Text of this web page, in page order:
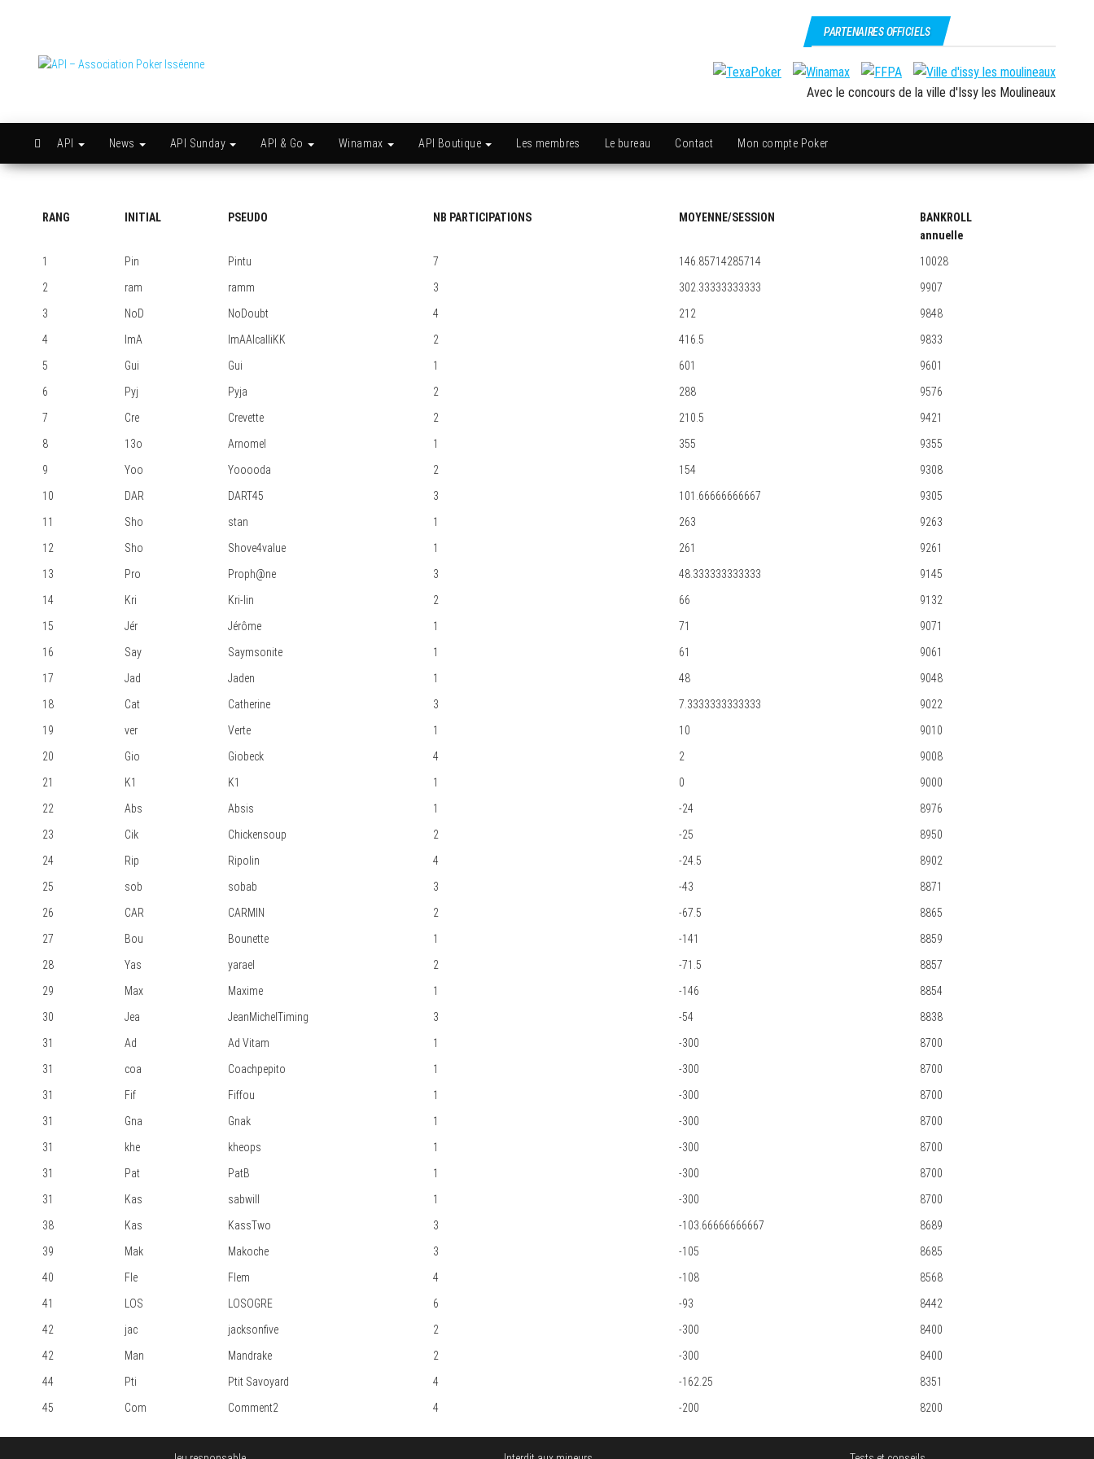
Poker
Isséenne
PARTENAIRES OFFICIELS
Avec le concours de la ville d'Issy les Moulineaux
API News API Sunday API & Go Winamax API Boutique Les membres Le bureau Contact Mon compte Poker
RANG INITIAL PSEUDO NB PARTICIPATIONS MOYENNE/SESSION
BANKROLL
annuelle
1
Pin Pintu 7 146.85714285714
10028
2
ram ramm 3 302.33333333333
9907
3
NoD NoDoubt 4 212
9848
4
ImA ImAAlcalliKK 2 416.5
9833
5
Gui Gui 1 601
9601
6
Pyj Pyja 2 288
9576
7
Cre Crevette 2 210.5
9421
8
13o Arnomel 1 355
9355
9
Yoo Yooooda 2 154
9308
10
DAR DART45 3 101.66666666667
9305
11
Sho stan 1 263
9263
12
Sho Shove4value 1 261
9261
13
Pro Proph@ne 3 48.333333333333
9145
14
Kri Kri-lin 2 66
9132
15
Jér Jérôme 1 71
9071
16
Say Saymsonite 1 61
9061
17
Jad Jaden 1 48
9048
18
Cat Catherine 3 7.3333333333333
9022
19
ver Verte 1 10
9010
20
Gio Giobeck 4 2
9008
21
K1 K1 1 0
9000
22
Abs Absis 1 -24
8976
23
Cik Chickensoup 2 -25
8950
24
Rip Ripolin 4 -24.5
8902
25
sob sobab 3 -43
8871
26
CAR CARMIN 2 -67.5
8865
27
Bou Bounette 1 -141
8859
28
Yas yarael 2 -71.5
8857
29
Max Maxime 1 -146
8854
30
Jea JeanMichelTiming 3 -54
8838
31
Ad Ad Vitam 1 -300
8700
31
coa Coachpepito 1 -300
8700
31
Fif Fiffou 1 -300
8700
31
Gna Gnak 1 -300
8700
31
khe kheops 1 -300
8700
31
Pat PatB 1 -300
8700
31
Kas sabwill 1 -300
8700
38
Kas KassTwo 3 -103.66666666667
8689
39
Mak Makoche 3 -105
8685
40
Fle Flem 4 -108
8568
41
LOS LOSOGRE 6 -93
8442
42
jac jacksonfive 2 -300
8400
42
Man Mandrake 2 -300
8400
44
Pti Ptit Savoyard 4 -162.25
8351
45
Com Comment2 4 -200 8200